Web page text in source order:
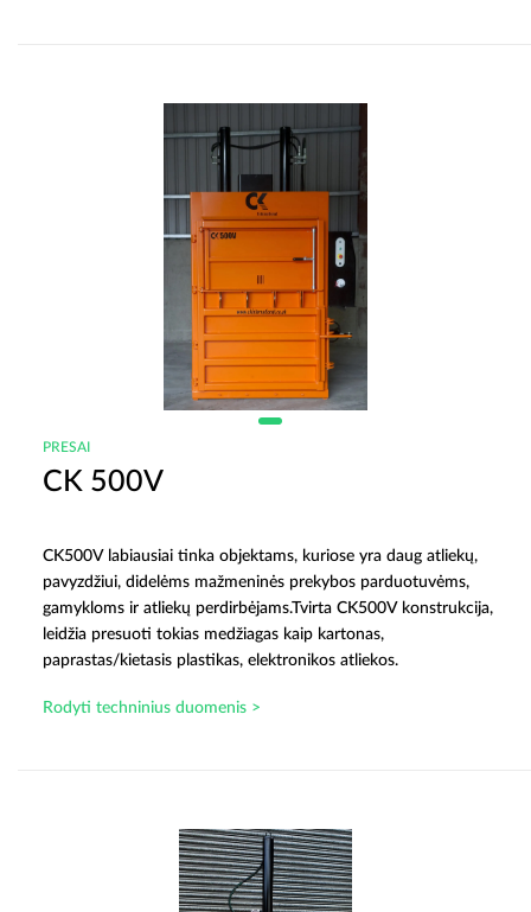
PRESAI
CK 500V
CK500V labiausiai tinka objektams, kuriose yra daug atliekų,
pavyzdžiui, didelėms mažmeninės prekybos parduotuvėms,
gamykloms ir atliekų perdirbėjams.Tvirta CK500V konstrukcija,
leidžia presuoti tokias medžiagas kaip kartonas,
paprastas/kietasis plastikas, elektronikos atliekos.
Rodyti techninius duomenis >